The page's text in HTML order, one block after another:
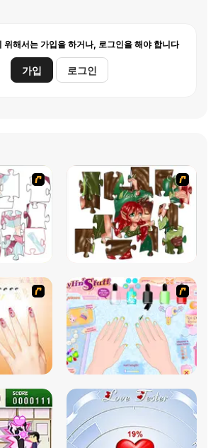
위해서는 가입을 하거나, 로그인을 해야 합니다
가입 로그인